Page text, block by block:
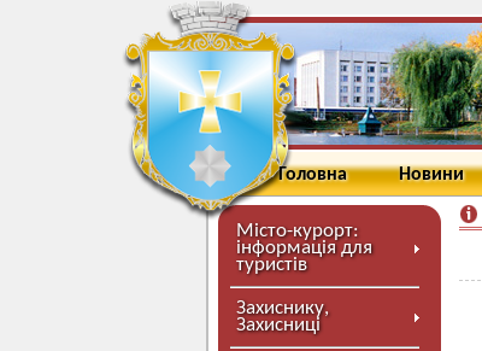
Головна Новини
Місто-курорт:
інформація для
туристів
Захиснику,
Захисниці